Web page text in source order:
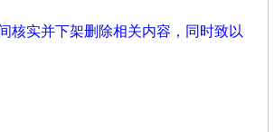
核实并下架删除相关内容，同时致以